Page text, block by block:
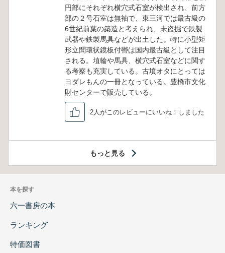
円部にそれぞれ横穴式石室が検出され、前方
部の２号石室は無袖で、東三河では最古級の
6世紀前葉の築造と考えられ、未盗掘で鉄製
武器や鉄製馬具などが出土した。特に小型矩
形立聞環状鏡板付轡は国内最古級として注目
される。埴輪や馬具、横穴式石室などに関す
る考察も充実している。古墳オタにとっては
ヨダレもんの一冊となっている。豊橋市文化
財センターで販売している。
2人がこのレビューにいいね！しました
もっと見る
本を探す
六一書房の本
ランキング
特価図書